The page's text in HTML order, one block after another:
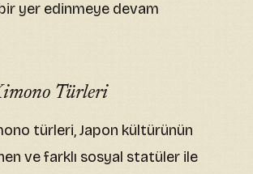
yer edinmeye devam
Türleri
türleri, Japon kültürünün
ve farklı sosyal statüler ile